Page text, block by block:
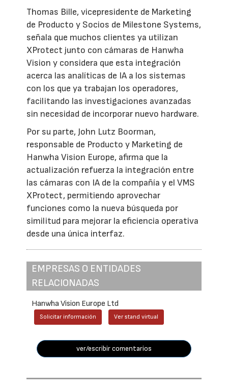
Thomas Bille, vicepresidente de Marketing
de Producto y Socios de Milestone Systems,
señala que muchos clientes ya utilizan
XProtect junto con cámaras de Hanwha
Vision y considera que esta integración
acerca las analíticas de IA a los sistemas
con los que ya trabajan los operadores,
facilitando las investigaciones avanzadas
sin necesidad de incorporar nuevo hardware.
Por su parte, John Lutz Boorman,
responsable de Producto y Marketing de
Hanwha Vision Europe, afirma que la
actualización refuerza la integración entre
las cámaras con IA de la compañía y el VMS
XProtect, permitiendo aprovechar
funciones como la nueva búsqueda por
similitud para mejorar la eficiencia operativa
desde una única interfaz.
EMPRESAS O ENTIDADES
RELACIONADAS
Hanwha Vision Europe Ltd
Solicitar información Ver stand virtual
ver/escribir comentarios